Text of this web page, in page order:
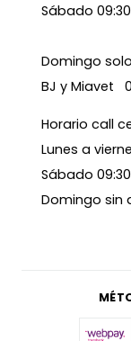
Sábado 09:30
Domingo
BJ y Miavet
Horario call
Lunes a
Sábado
Domingo sin